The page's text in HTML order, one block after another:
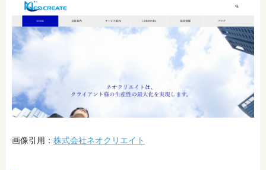
画像引用： 株式会社ネオクリエイト